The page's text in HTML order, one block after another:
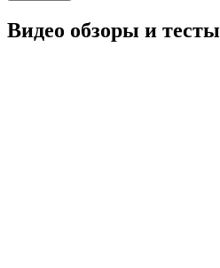
Видео обзоры и тесты